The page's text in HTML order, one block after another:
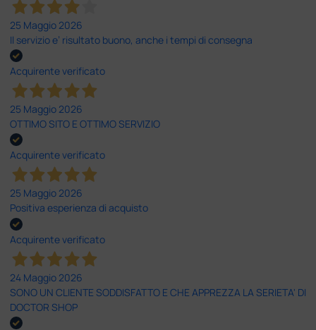
25 Maggio 2026
Il servizio e’ risultato buono, anche i tempi di consegna
Acquirente verificato
25 Maggio 2026
OTTIMO SITO E OTTIMO SERVIZIO
Acquirente verificato
25 Maggio 2026
Positiva esperienza di acquisto
Acquirente verificato
24 Maggio 2026
SONO UN CLIENTE SODDISFATTO E CHE APPREZZA LA SERIETA' DI
DOCTOR SHOP